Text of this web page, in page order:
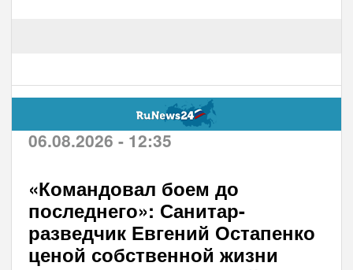
06.08.2026 - 12:35
«Командовал боем до
последнего»: Санитар-
разведчик Евгений Остапенко
ценой собственной жизни